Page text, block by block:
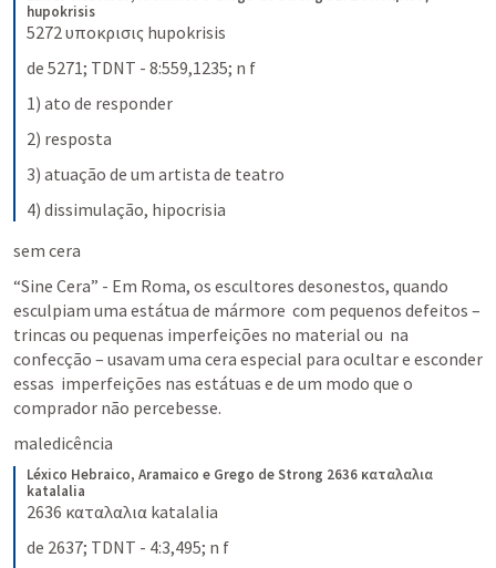
hupokrisis
5272 υποκρισις hupokrisis
de 5271; TDNT - 8:559,1235; n f
1) ato de responder
2) resposta
3) atuação de um artista de teatro
4) dissimulação, hipocrisia
sem cera
“Sine Cera” - Em Roma, os escultores desonestos, quando
esculpiam uma estátua de mármore  com pequenos defeitos –
trincas ou pequenas imperfeições no material ou  na
confecção – usavam uma cera especial para ocultar e esconder
essas  imperfeições nas estátuas e de um modo que o
comprador não percebesse.
maledicência
Léxico Hebraico, Aramaico e Grego de Strong 2636 καταλαλια
katalalia
2636 καταλαλια katalalia
de 2637; TDNT - 4:3,495; n f